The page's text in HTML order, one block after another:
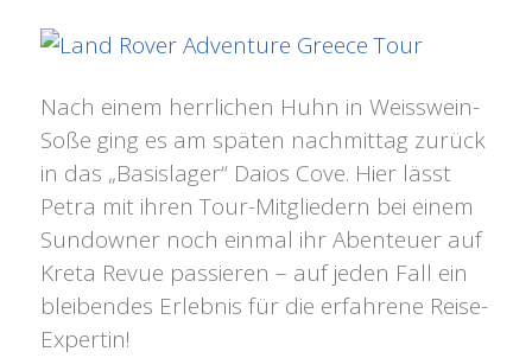
Nach einem herrlichen Huhn in Weisswein-
Soße ging es am späten nachmittag zurück
in das „Basislager“ Daios Cove. Hier lässt
Petra mit ihren Tour-Mitgliedern bei einem
Sundowner noch einmal ihr Abenteuer auf
Kreta Revue passieren – auf jeden Fall ein
bleibendes Erlebnis für die erfahrene Reise-
Expertin!